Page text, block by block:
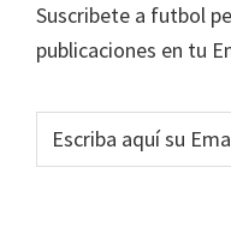
Suscribete a futbol
publicaciones en tu